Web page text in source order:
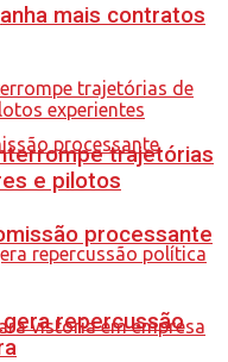
processante
mais contratos
trajetórias
e pilotos
gera repercussão